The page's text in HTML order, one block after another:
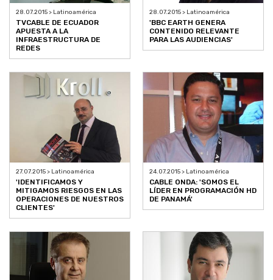
28.07.2015 > Latinoamérica
TVCABLE DE ECUADOR
APUESTA A LA
INFRAESTRUCTURA DE
REDES
28.07.2015 > Latinoamérica
'BBC EARTH GENERA
CONTENIDO RELEVANTE
PARA LAS AUDIENCIAS'
27.07.2015 > Latinoamérica
'IDENTIFICAMOS Y
MITIGAMOS RIESGOS EN LAS
OPERACIONES DE NUESTROS
CLIENTES'
24.07.2015 > Latinoamérica
CABLE ONDA: 'SOMOS EL
LÍDER EN PROGRAMACIÓN HD
DE PANAMÁ'